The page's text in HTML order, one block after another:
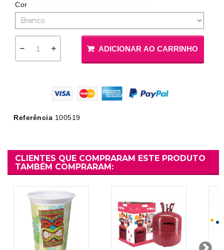
Cor
ADICIONAR AO CARRINHO
Referência 100519
CLIENTES QUE COMPRARAM ESTE PRODUTO
TAMBÉM COMPRARAM: